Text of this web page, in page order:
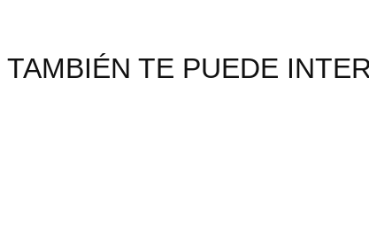
TAMBIÉN TE PUEDE